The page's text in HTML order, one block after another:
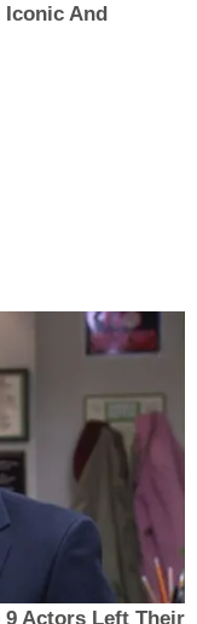
Iconic And
9 Actors Left Their